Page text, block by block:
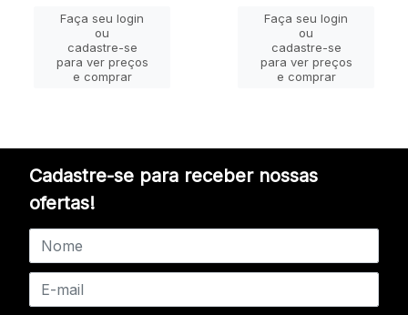
Faça seu login
ou
cadastre-se
para ver preços
e comprar
Faça seu login
ou
cadastre-se
para ver preços
e comprar
Cadastre-se para receber nossas
ofertas!